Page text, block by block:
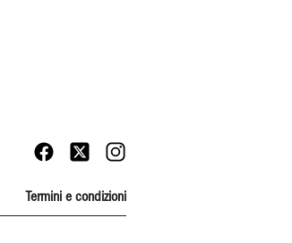
Termini e condizioni